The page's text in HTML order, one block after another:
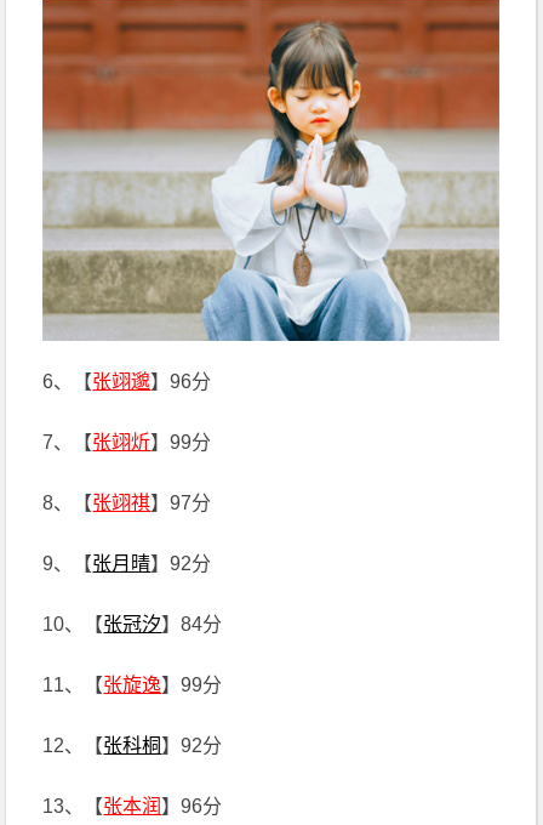
6、【张翊邈】96分
7、【张翊炘】99分
8、【张翊祺】97分
9、【张月晴】92分
10、【张冠汐】84分
11、【张旋逸】99分
12、【张科桐 】92分
13、【张本润 】96分